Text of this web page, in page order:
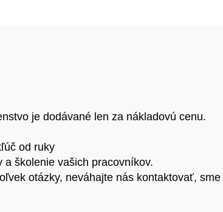
je dodávané len za nákladovú cenu.
od ruky
školenie vašich pracovníkov.
otázky, neváhajte nás kontaktovať,